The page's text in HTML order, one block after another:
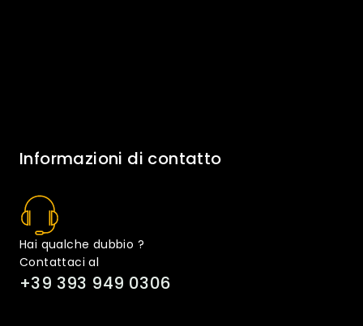
Informazioni di contatto
Hai qualche dubbio ?
Contattaci al
+39 393 949 0306